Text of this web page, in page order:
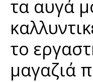
τα αυγά
το
μαγαζιά